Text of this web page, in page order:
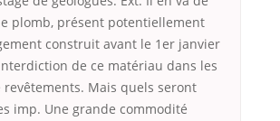
plomb, présent potentiellement
construit avant le 1er janvier
de ce matériau dans les
Mais quels seront
imp. Une grande commodité